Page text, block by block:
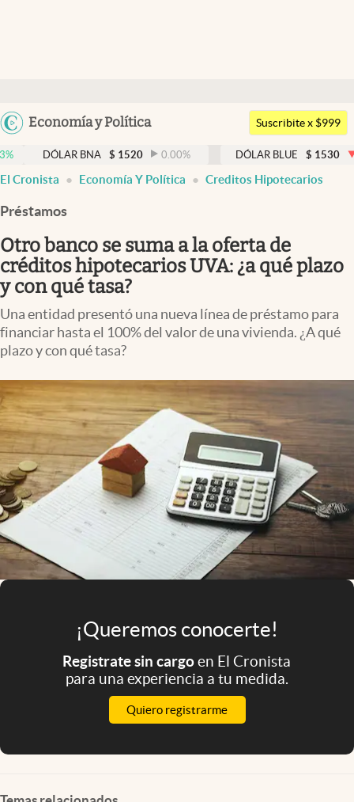
Argentina
Economía y Política
Members
Economía y Política
Finanzas y Mercados
Mercados Online
Negocios
Columnistas
Apertura
Clase
Clima
Mundial 2026
Eventos Corporativos
El Cronista Studio
Mediakit
abre en nueva pestaña
Suscribite x $999
BNA $ 1520 0.00% DÓLAR BLUE $ 1530 -0.65%
El Cronista Economía Y Política Creditos Hipotecarios
Préstamos
Otro banco se suma a la oferta de
créditos hipotecarios UVA: ¿a qué plazo
y con qué tasa?
Una entidad presentó una nueva línea de préstamo para
financiar hasta el 100% del valor de una vivienda. ¿A qué
plazo y con qué tasa?
¡Queremos conocerte!
Registrate sin cargoen El Cronista
para una experiencia a tu medida.
Quiero registrarme